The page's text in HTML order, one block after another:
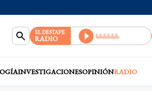
EL DESTAPE
RADIO
INVESTIGACIONESOPINIÓNRADIO